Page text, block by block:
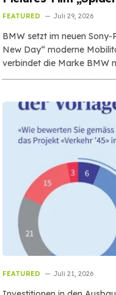
FEATURED Juli 29, 2026
BMW setzt im neuen
New Day“ moderne
verbindet die Marke BMW
FEATURED Juli 21, 2026